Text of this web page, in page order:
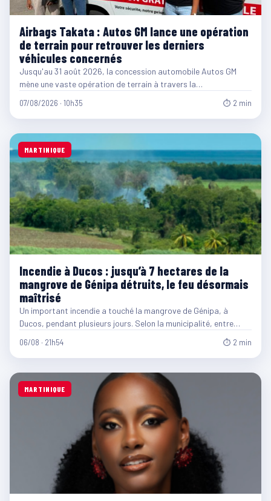
Airbags Takata : Autos GM lance une opération
de terrain pour retrouver les derniers
véhicules concernés
Jusqu'au 31 août 2026, la concession automobile Autos GM
mène une vaste opération de terrain à travers la…
07/08/2026 · 10h35 ⏱ 2 min
MARTINIQUE
Incendie à Ducos : jusqu’à 7 hectares de la
mangrove de Génipa détruits, le feu désormais
maîtrisé
Un important incendie a touché la mangrove de Génipa, à
Ducos, pendant plusieurs jours. Selon la municipalité, entre…
06/08 · 21h54 ⏱ 2 min
MARTINIQUE